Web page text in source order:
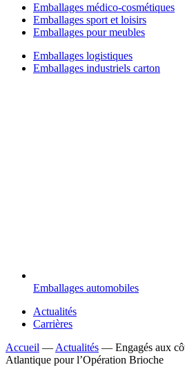
Emballages médico-cosmétiques
Emballages sport et loisirs
Emballages pour meubles
Emballages logistiques
Emballages industriels carton
Emballages automobiles
Actualités
Carrières
Accueil — Actualités — Engagés aux
Atlantique pour l’Opération Brioche